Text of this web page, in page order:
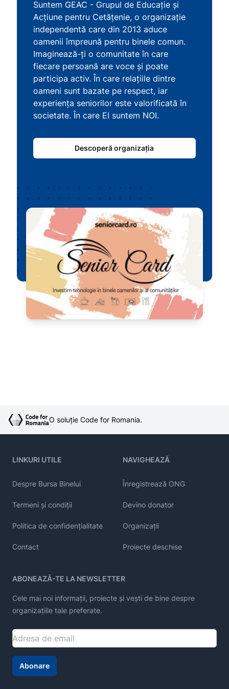
Suntem GEAC - Grupul de Educație și
Acțiune pentru Cetățenie, o organizație
independentă care din 2013 aduce
oamenii împreună pentru binele comun.
Imaginează-ți o comunitate în care
fiecare persoană are voce și poate
participa activ. În care relațiile dintre
oameni sunt bazate pe respect, iar
experiența seniorilor este valorificată în
societate. În care EI suntem NOI.
Descoperă organizația
O soluție Code for Romania.
LINKURI UTILE
Despre Bursa Binelui
Termeni și condiții
Politica de confidențialitate
Contact
NAVIGHEAZĂ
Înregistrează ONG
Devino donator
Organizații
Proiecte deschise
ABONEAZĂ-TE LA NEWSLETTER
Cele mai noi informații, proiecte și vești de bine despre
organizațiile tale preferate.
Abonare